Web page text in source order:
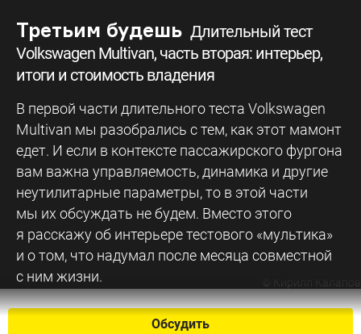
Третьим будешь Длительный тест
Volkswagen Multivan, часть вторая: интерьер,
итоги и стоимость владения
В первой части длительного теста Volkswagen
Multivan мы разобрались с тем, как этот мамонт
едет. И если в контексте пассажирского фургона
вам важна управляемость, динамика и другие
неутилитарные параметры, то в этой части
мы их обсуждать не будем. Вместо этого
я расскажу об интерьере тестового «мультика»
и о том, что надумал после месяца совместной
с ним жизни.
© Кирилл Калапов
Обсудить